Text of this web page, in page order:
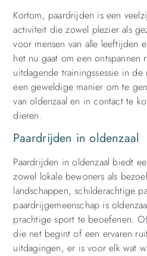
Kortom, paardrijden is een
activiteit die zowel plezier als
voor mensen van alle leeftijden
het nu gaat om een
uitdagende trainingssessie in
een geweldige manier om te
van oldenzaal en in contact te
dieren.
Paardrijden in oldenzaal
Paardrijden in oldenzaal biedt
zowel lokale bewoners als
landschappen, schilderachtige
paardrijgemeenschap is
prachtige sport te beoefenen.
die net begint of een ervaren
uitdagingen, er is voor elk wat